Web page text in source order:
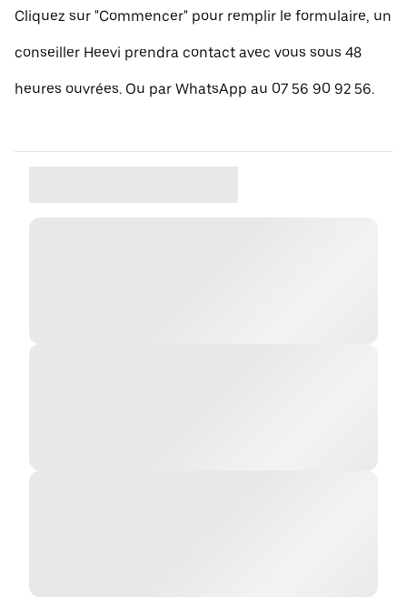
Cliquez sur "Commencer" pour remplir le formulaire, un
conseiller Heevi prendra contact avec vous sous 48
heures ouvrées. Ou par WhatsApp au 07 56 90 92 56.